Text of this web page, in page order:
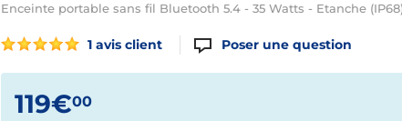
Enceinte portable sans fil Bluetooth 5.4 - 35 Watts - Etanche
1 avis client Poser une question
119€00